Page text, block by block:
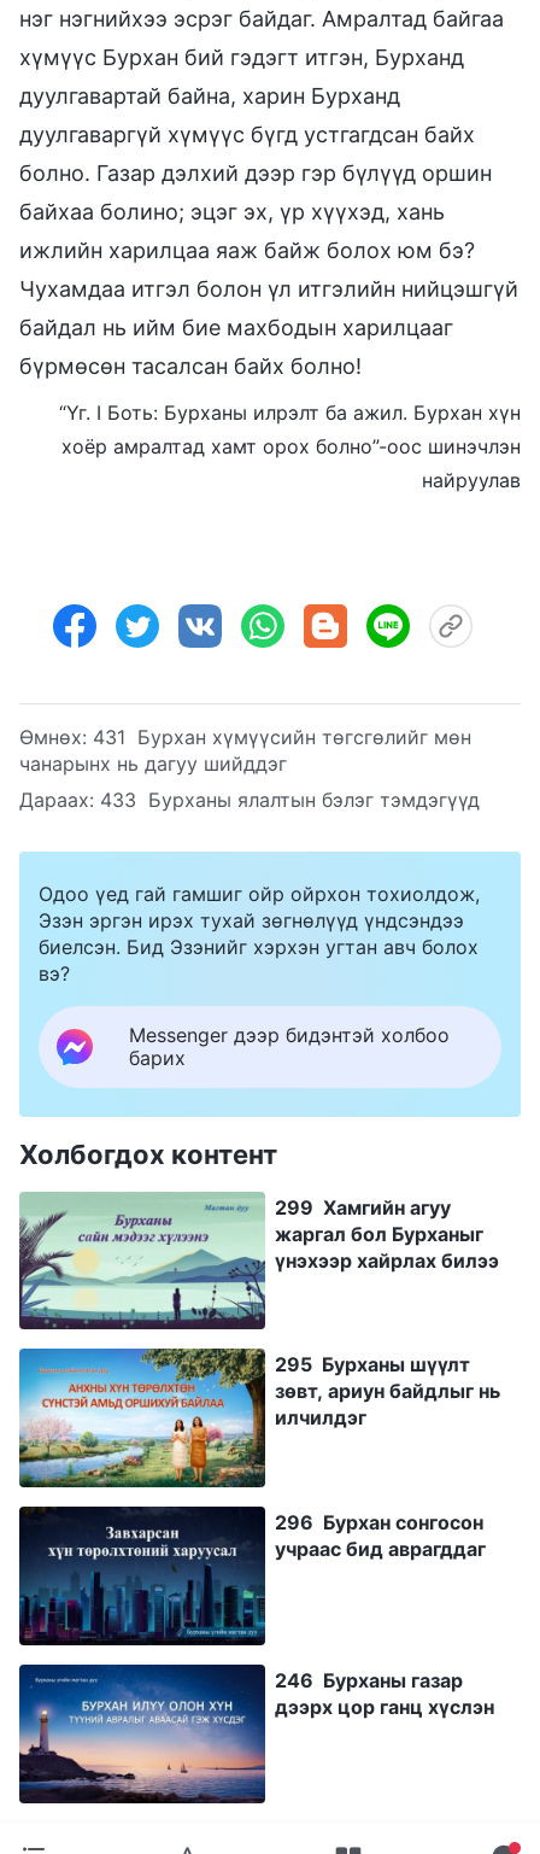
нэг нэгнийхээ эсрэг байдаг. Амралтад байгаа
хүмүүс Бурхан бий гэдэгт итгэн, Бурханд
дуулгавартай байна, харин Бурханд
дуулгаваргүй хүмүүс бүгд устгагдсан байх
болно. Газар дэлхий дээр гэр бүлүүд оршин
байхаа болино; эцэг эх, үр хүүхэд, хань
ижлийн харилцаа яаж байж болох юм бэ?
Чухамдаа итгэл болон үл итгэлийн нийцэшгүй
байдал нь ийм бие махбодын харилцааг
бүрмөсөн тасалсан байх болно!
“Үг. I Боть: Бурханы илрэлт ба ажил. Бурхан хүн
хоёр амралтад хамт орох болно”-оос шинэчлэн
найруулав
Өмнөх: 431 Бурхан хүмүүсийн төгсгөлийг мөн
чанарынх нь дагуу шийддэг
Дараах: 433 Бурханы ялалтын бэлэг тэмдэгүүд
Одоо үед гай гамшиг ойр ойрхон тохиолдож,
Эзэн эргэн ирэх тухай зөгнөлүүд үндсэндээ
биелсэн. Бид Эзэнийг хэрхэн угтан авч болох
вэ?
Messenger дээр бидэнтэй холбоо
барих
Холбогдох контент
299 Хамгийн агуу
жаргал бол Бурханыг
үнэхээр хайрлах билээ
295 Бурханы шүүлт
зөвт, ариун байдлыг нь
илчилдэг
296 Бурхан сонгосон
учраас бид аврагддаг
246 Бурханы газар
дээрх цор ганц хүслэн